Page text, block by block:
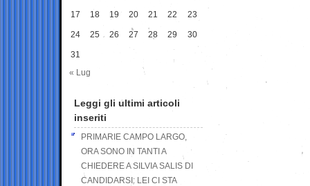
17 18 19 20 21 22 23
24 25 26 27 28 29 30
31
« Lug
Leggi gli ultimi articoli
inseriti
PRIMARIE CAMPO LARGO,
ORA SONO IN TANTI A
CHIEDERE A SILVIA SALIS DI
CANDIDARSI: LEI CI STA